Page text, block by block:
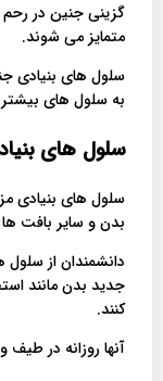
گزینی جنین در رحم
متمایز می شوند.
سلول های بنیادی
به سلول های
سلول های
سلول های بنیادی
بدن و سایر بافت
دانشمندان از
جدید بدن مانند
کنند.
آنها روزانه در